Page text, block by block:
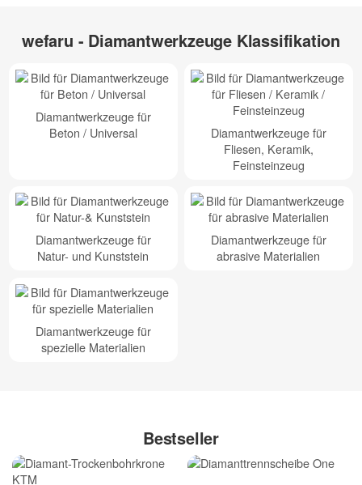
wefaru - Diamantwerkzeuge Klassifikation
Diamantwerkzeuge für
Beton / Universal
Diamantwerkzeuge für
Fliesen, Keramik,
Feinsteinzeug
Diamantwerkzeuge für
Natur- und Kunststein
Diamantwerkzeuge für
abrasive Materialien
Diamantwerkzeuge für
spezielle Materialien
Bestseller